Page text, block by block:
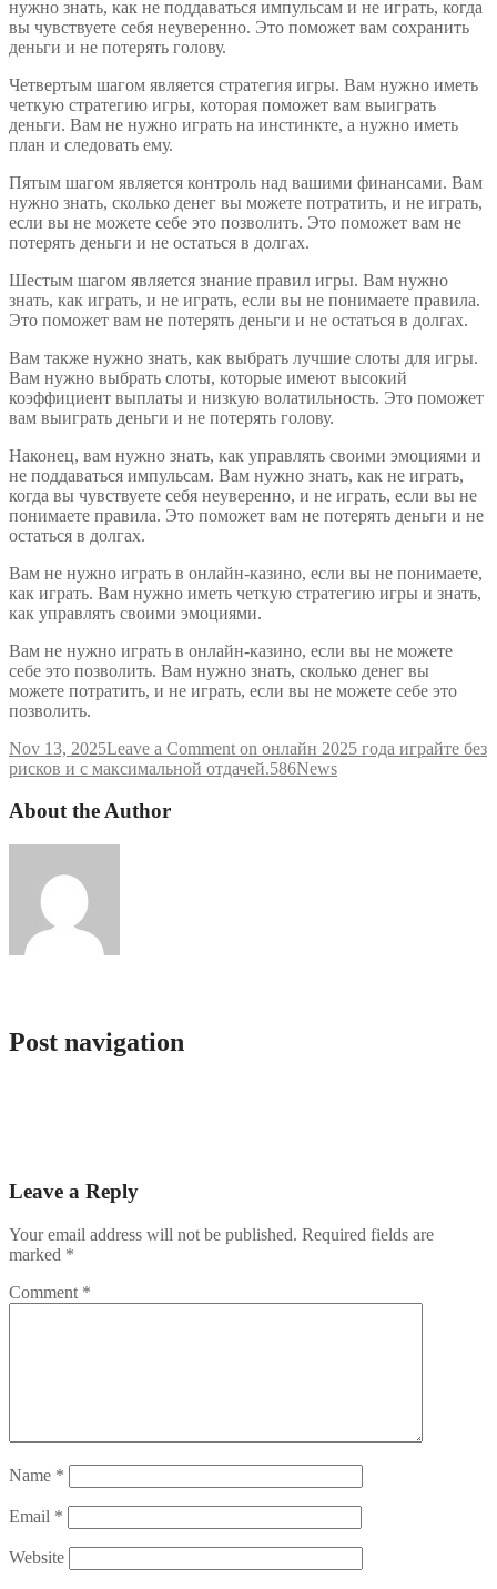
нужно знать, как не поддаваться импульсам и не играть, когда
вы чувствуете себя неуверенно. Это поможет вам сохранить
деньги и не потерять голову.
Четвертым шагом является стратегия игры. Вам нужно иметь
четкую стратегию игры, которая поможет вам выиграть
деньги. Вам не нужно играть на инстинкте, а нужно иметь
план и следовать ему.
Пятым шагом является контроль над вашими финансами. Вам
нужно знать, сколько денег вы можете потратить, и не играть,
если вы не можете себе это позволить. Это поможет вам не
потерять деньги и не остаться в долгах.
Шестым шагом является знание правил игры. Вам нужно
знать, как играть, и не играть, если вы не понимаете правила.
Это поможет вам не потерять деньги и не остаться в долгах.
Вам также нужно знать, как выбрать лучшие слоты для игры.
Вам нужно выбрать слоты, которые имеют высокий
коэффициент выплаты и низкую волатильность. Это поможет
вам выиграть деньги и не потерять голову.
Наконец, вам нужно знать, как управлять своими эмоциями и
не поддаваться импульсам. Вам нужно знать, как не играть,
когда вы чувствуете себя неуверенно, и не играть, если вы не
понимаете правила. Это поможет вам не потерять деньги и не
остаться в долгах.
Вам не нужно играть в онлайн-казино, если вы не понимаете,
как играть. Вам нужно иметь четкую стратегию игры и знать,
как управлять своими эмоциями.
Вам не нужно играть в онлайн-казино, если вы не можете
себе это позволить. Вам нужно знать, сколько денег вы
можете потратить, и не играть, если вы не можете себе это
позволить.
Nov 13, 2025Leave a Comment on онлайн 2025 года играйте без
рисков и с максимальной отдачей.586News
About the Author
Post navigation
Leave a Reply
Your email address will not be published. Required fields are
marked *
Comment *
Name *
Email *
Website